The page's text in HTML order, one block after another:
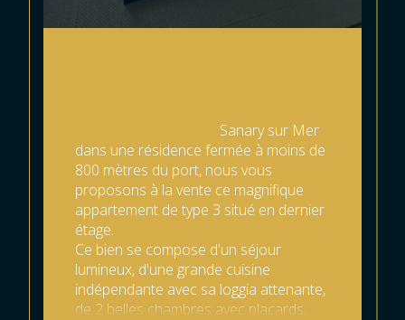
dans une résidence fermée à moins de
800 mètres du port, nous vous
proposons à la vente ce magnifique
appartement de type 3 situé en dernier
étage.
Ce bien se compose d'un séjour
lumineux, d'une grande cuisine
indépendante avec sa loggia attenante,
de 2 belles chambres avec placards,